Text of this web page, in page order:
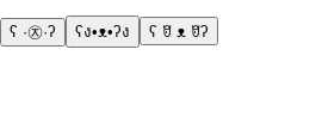
ʕ ·㉨·ʔ ʕง•ᴥ•ʔง ʕ ꆤ ᴥ ꆤʔ